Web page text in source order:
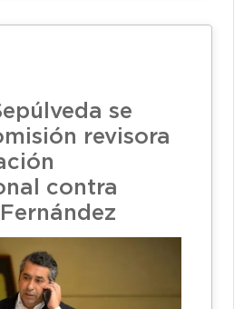
se
revisora
contra